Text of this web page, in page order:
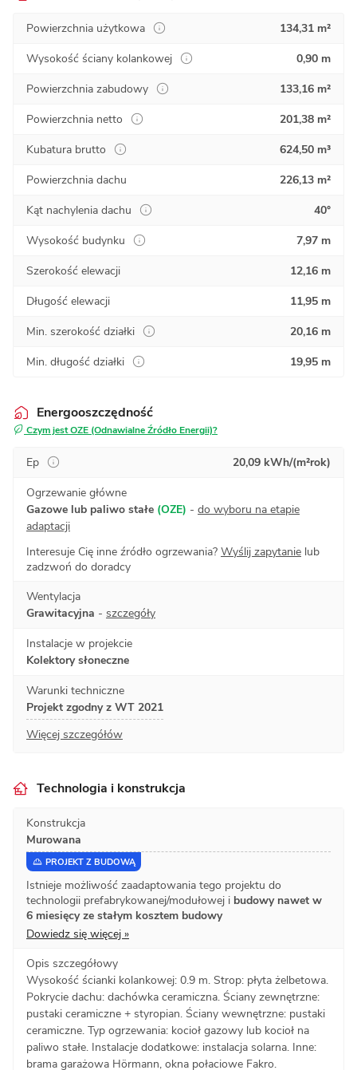
Powierzchnia użytkowa
134,31 m²
Wysokość ściany kolankowej
0,90 m
Powierzchnia zabudowy
133,16 m²
Powierzchnia netto
201,38 m²
Kubatura brutto
624,50 m³
Powierzchnia dachu
226,13 m²
Kąt nachylenia dachu
40°
Wysokość budynku
7,97 m
Szerokość elewacji
12,16 m
Długość elewacji
11,95 m
Min. szerokość działki
20,16 m
Min. długość działki
19,95 m
Energooszczędność
Czym jest OZE (Odnawialne Źródło Energii)?
Ep
20,09 kWh/(m²rok)
Ogrzewanie główne
Gazowe lub paliwo stałe (OZE) - do wyboru na etapie
adaptacji
Interesuje Cię inne źródło ogrzewania? Wyślij zapytanie lub
zadzwoń do doradcy
Wentylacja
Grawitacyjna - szczegóły
Instalacje w projekcie
Kolektory słoneczne
Warunki techniczne
Projekt zgodny z WT 2021
Więcej szczegółów
Technologia i konstrukcja
Konstrukcja
Murowana
PROJEKT Z BUDOWĄ
Istnieje możliwość zaadaptowania tego projektu do
technologii prefabrykowanej/modułowej i budowy nawet w
6 miesięcy ze stałym kosztem budowy
Dowiedz się więcej »
Opis szczegółowy
Wysokość ścianki kolankowej: 0.9 m. Strop: płyta żelbetowa.
Pokrycie dachu: dachówka ceramiczna. Ściany zewnętrzne:
pustaki ceramiczne + styropian. Ściany wewnętrzne: pustaki
ceramiczne. Typ ogrzewania: kocioł gazowy lub kocioł na
paliwo stałe. Instalacje dodatkowe: instalacja solarna. Inne:
brama garażowa Hörmann, okna połaciowe Fakro.